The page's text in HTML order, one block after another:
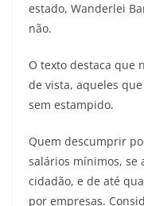
estado, Wanderlei
não.
O texto destaca que
de vista, aqueles
sem estampido.
Quem descumprir
salários mínimos, se
cidadão, e de até
por empresas.